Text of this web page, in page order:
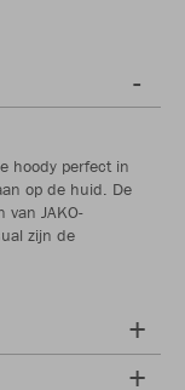
hoody perfect in
op de huid. De
van JAKO-
zijn de